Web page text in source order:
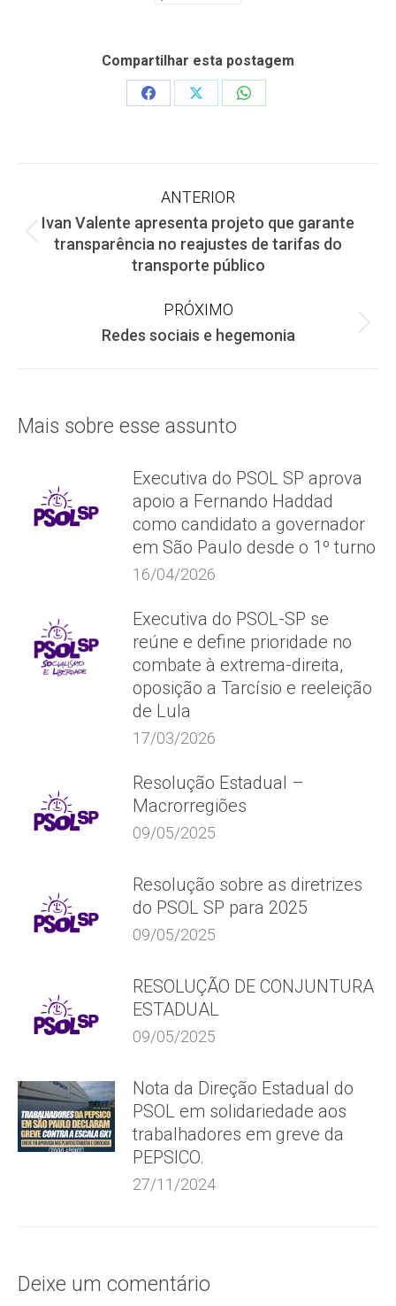
Compartilhar esta postagem
Share
Share
Share
Navegação
de
ANTERIOR
Post
anterior:
Ivan Valente apresenta projeto que garante
transparência no reajustes de tarifas do
transporte público
PRÓXIMO
Próximo
Redes sociais e hegemonia
Mais sobre esse assunto
Executiva do PSOL SP aprova
apoio a Fernando Haddad
como candidato a governador
em São Paulo desde o 1º turno
16/04/2026
Executiva do PSOL-SP se
reúne e define prioridade no
combate à extrema-direita,
oposição a Tarcísio e reeleição
de Lula
17/03/2026
Resolução Estadual –
Macrorregiões
09/05/2025
Resolução sobre as diretrizes
do PSOL SP para 2025
09/05/2025
RESOLUÇÃO DE CONJUNTURA
ESTADUAL
09/05/2025
Nota da Direção Estadual do
PSOL em solidariedade aos
trabalhadores em greve da
PEPSICO.
27/11/2024
Deixe um comentário